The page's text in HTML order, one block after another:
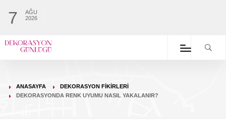
7
AĞU
2026
ANASAYFA
DEKORASYON FIKIRLERI
DEKORASYONDA RENK UYUMU NASIL YAKALANIR?